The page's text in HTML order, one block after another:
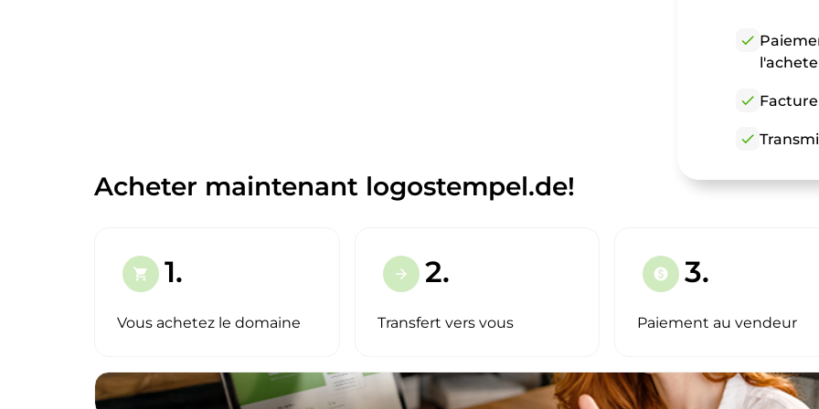
check
check
check
Acheter maintenant logostempel.de!
shopping_cart 1.
Vous achetez le domaine
arrow_forward 2.
Transfert vers vous
paid 3.
Paiement au vendeur